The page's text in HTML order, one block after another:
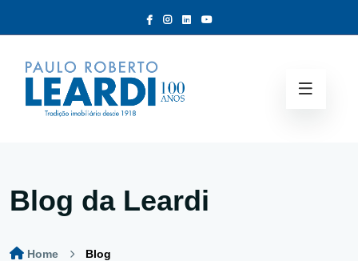
Blog da Leardi
Home Blog